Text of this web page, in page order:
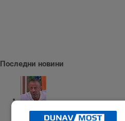
Последни новини
Ричард Алибегов: В заведение с